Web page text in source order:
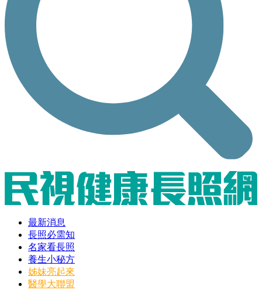
最新消息
長照必需知
名家看長照
養生小秘方
姊妹亮起來
醫學大聯盟